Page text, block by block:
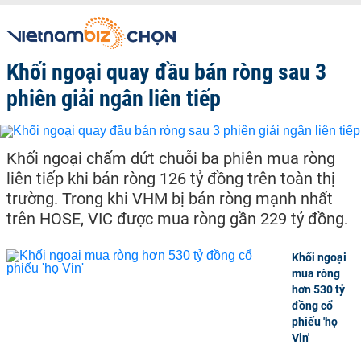
Khối ngoại quay đầu bán ròng sau 3
phiên giải ngân liên tiếp
Khối ngoại chấm dứt chuỗi ba phiên mua ròng
liên tiếp khi bán ròng 126 tỷ đồng trên toàn thị
trường. Trong khi VHM bị bán ròng mạnh nhất
trên HOSE, VIC được mua ròng gần 229 tỷ đồng.
Khối ngoại
mua ròng
hơn 530 tỷ
đồng cổ
phiếu 'họ
Vin'